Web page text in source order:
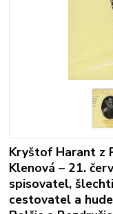
Kryštof Harant z
Klenová – 21.
spisovatel,
cestovatel a